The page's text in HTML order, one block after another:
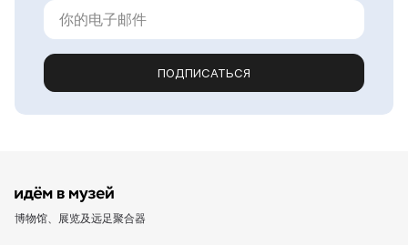
ПОДПИСАТЬСЯ
博物馆、展览及远足聚合器